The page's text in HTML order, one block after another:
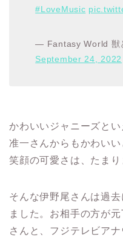
#LoveMusic
— Fantasy World 獣
September 24, 2022
かわいいジャニーズと
准一さんからもかわい
笑顔の可愛さは、たまり
そんな伊野尾さんは過
ました。お相手の方が
さんと、フジテレビア